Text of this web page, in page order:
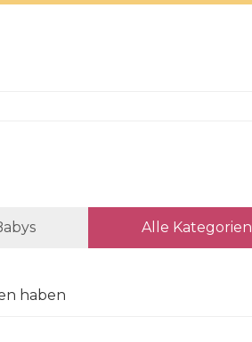
Alle Kategorien
haben